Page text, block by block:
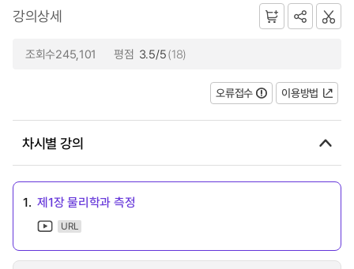
강의상세
조회수245,101 평점 3.5/5(18)
오류접수 이용방법
차시별 강의
1. 제1장 물리학과 측정
URL